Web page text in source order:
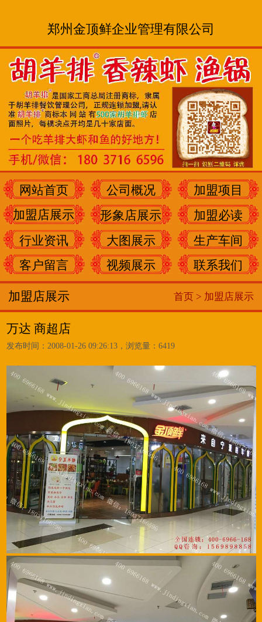
郑州金顶鲜企业管理有限公司
网站首页 公司概况
加盟项目
加盟店展示
形象店展示
加盟必读
行业资讯
大图展示
生产车间
客户留言
视频展示 联系我们
加盟店展示 加盟店展示
首页 >
万达 商超店
发布时间：2008-01-26 09:26:13，浏览量：6419